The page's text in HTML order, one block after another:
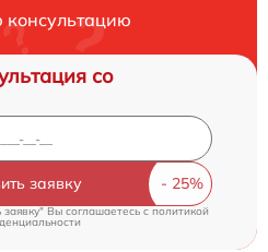
консультацию
со
заявку
Вы соглашаетесь cполитикой